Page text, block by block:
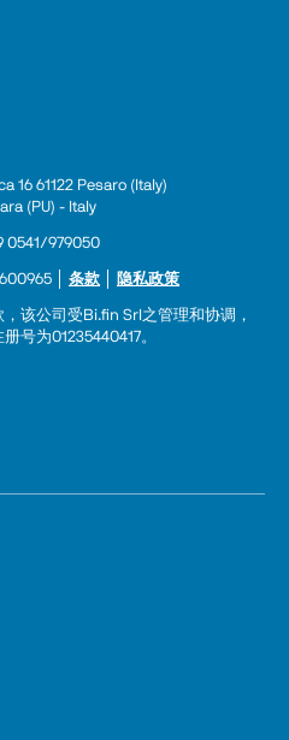
16 61122 Pesaro (Italy)
(PU) - Italy
0541/979050
│ 条款 隐私政策
该公司受Bi.fin Srl之管理和协调，
号为01235440417。